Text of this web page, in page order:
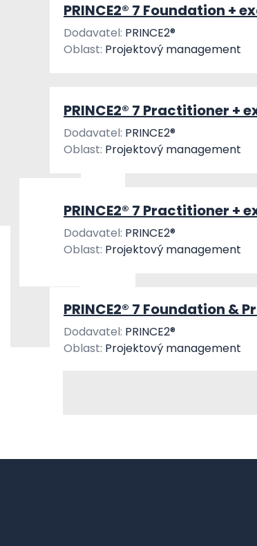
PRINCE2® 7 Foundation +
Dodavatel: PRINCE2®
Oblast: Projektový management
PRINCE2® 7 Practitioner +
Dodavatel: PRINCE2®
Oblast: Projektový management
PRINCE2® 7 Practitioner +
Dodavatel: PRINCE2®
Oblast: Projektový management
PRINCE2® 7 Foundation &
Dodavatel: PRINCE2®
Oblast: Projektový management